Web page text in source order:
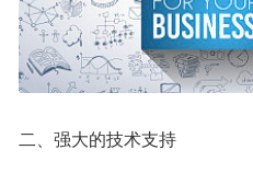
二、强大的技术支持